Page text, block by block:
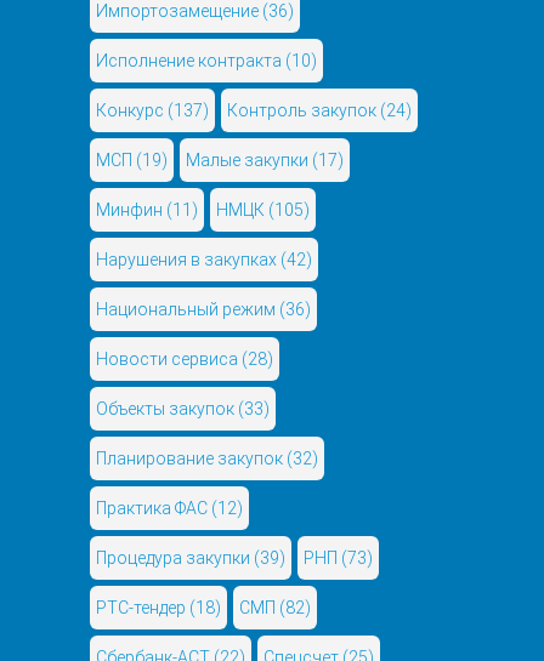
Импортозамещение (36)
Исполнение контракта (10)
Конкурс (137) Контроль закупок (24)
МСП (19) Малые закупки (17)
Минфин (11) НМЦК (105)
Нарушения в закупках (42)
Национальный режим (36)
Новости сервиса (28)
Объекты закупок (33)
Планирование закупок (32)
Практика ФАС (12)
Процедура закупки (39) РНП (73)
РТС-тендер (18) СМП (82)